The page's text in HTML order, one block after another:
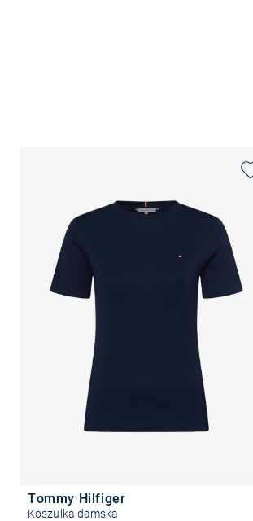
Tommy Hilfiger
Koszulka damska